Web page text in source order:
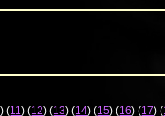
) (11) (12) (13) (14) (15) (16) (17) (